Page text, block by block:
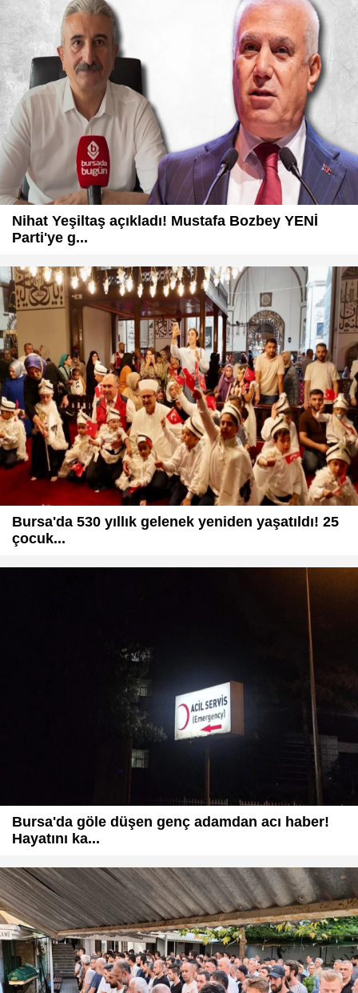
Nihat Yeşiltaş açıkladı! Mustafa Bozbey YENİ
Parti'ye g...
Bursa'da 530 yıllık gelenek yeniden yaşatıldı! 25
çocuk...
Bursa'da göle düşen genç adamdan acı haber!
Hayatını ka...